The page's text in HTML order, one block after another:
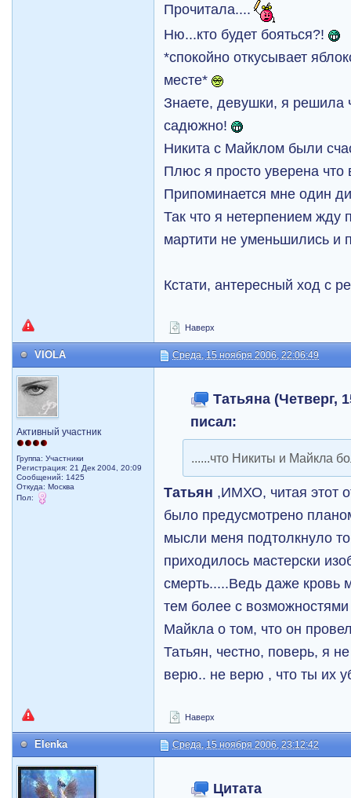
Прочитала....
Ню...кто будет бояться?!
*спокойно откусывает
месте*
Знаете, девушки, я решила
садюжно!
Никита с Майклом были
Плюс я просто уверена
Припоминается мне один
Так что я нетерпением жду
мартити не уменьшились и
Кстати, антересный ход с
Наверх
VIOLA Среда, 15 ноября 2006, 22:06:49
Активный участник
Группа: Участники
Регистрация: 21 Дек 2004, 20:09
Сообщений: 1425
Откуда: Москва
Пол:
Татьяна (Четверг,
писал:
......что Никиты и Майкла
Татьян ,ИМХО, читая этот
было предусмотрено
мысли меня подтолкнуло
приходилось мастерски
смерть.....Ведь даже кровь
тем более с
Майкла о том, что он
Татьян, честно, поверь, я
верю.. не верю , что ты их
Наверх
Elenka Среда, 15 ноября 2006, 23:12:42
Цитата